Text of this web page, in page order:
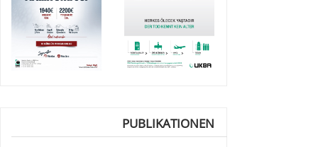
PUBLIKATIONEN